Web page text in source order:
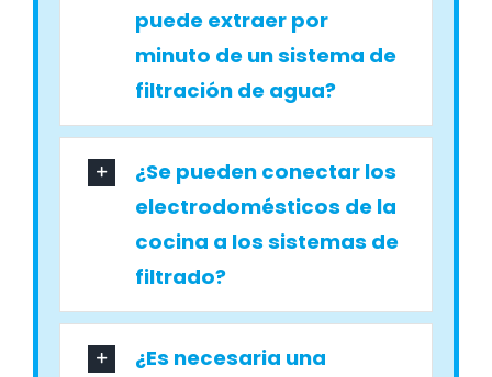
puede extraer por
minuto de un sistema de
filtración de agua?
¿Se pueden conectar los
electrodomésticos de la
cocina a los sistemas de
filtrado?
¿Es necesaria una